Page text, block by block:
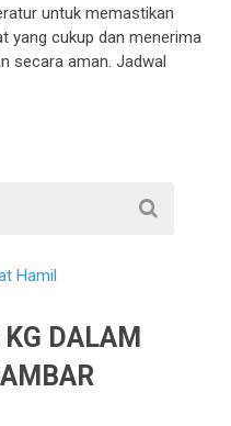
untuk memastikan
yang cukup dan menerima
secara aman. Jadwal
DALAM